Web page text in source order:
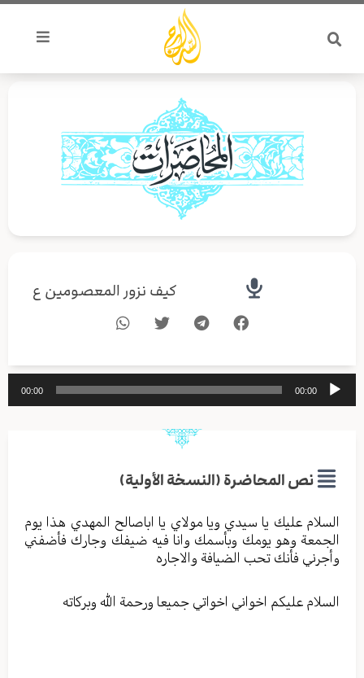
تخطي
المحتوى
كيف نزور المعصومين ع
مشغل
الصوت
00:00
00:00
نص المحاضرة (النسخة الأولية)
السلام عليك يا سيدي ويا مولاي يا اباصالح المهدي هذا يوم
الجمعة وهو يومك وبأسمك وانا فيه ضيفك وجارك فأضفني
وأجرني فأنك تحب الضيافة والاجاره
السلام عليكم اخواني اخواتي جميعا ورحمة الله وبركاته